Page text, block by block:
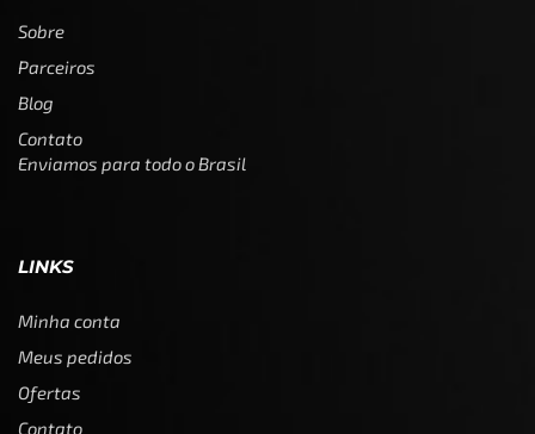
Sobre
Parceiros
Blog
Contato
Enviamos para todo o Brasil
LINKS
Minha conta
Meus pedidos
Ofertas
Contato